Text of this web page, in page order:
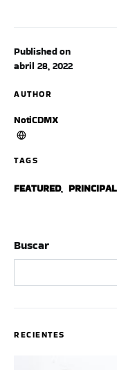
Published on
abril 28, 2022
AUTHOR
NotiCDMX
TAGS
FEATURED, PRINCIPAL
Buscar
RECIENTES